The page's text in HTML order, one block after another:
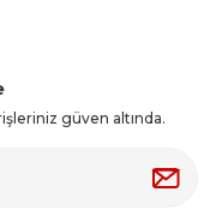
güven altında.